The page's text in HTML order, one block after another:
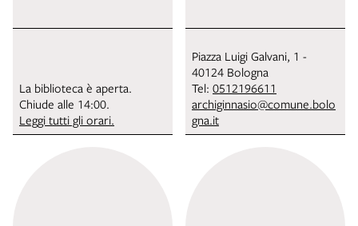
La biblioteca è aperta.
Chiude alle 14:00.
Leggi tutti gli orari.
Piazza Luigi Galvani, 1 -
40124 Bologna
Tel: 0512196611
archiginnasio@comune.bolo
gna.it